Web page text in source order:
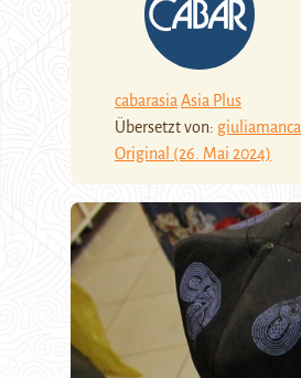
cabarasia Asia Plus
Übersetzt von: giuliamanca
Original (26. Mai 2024)